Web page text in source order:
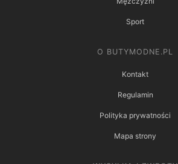
Sport
O BUTYMODNE.PL
Kontakt
Regulamin
Polityka prywatności
Mapa strony